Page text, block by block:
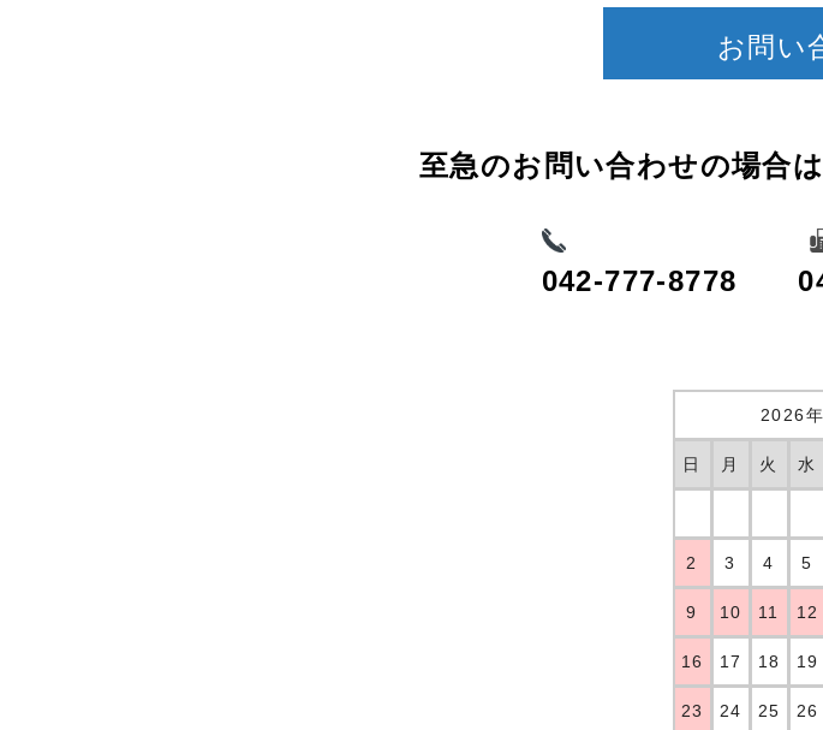
お問い
至急のお問い合わせの場合は下
042-777-8778
2026
日 月 火 水
2 3 4 5
9 10 11 12
16 17 18 19
23 24 25 26